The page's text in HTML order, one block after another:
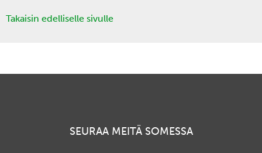
Takaisin edelliselle sivulle
SEURAA MEITÄ SOMESSA